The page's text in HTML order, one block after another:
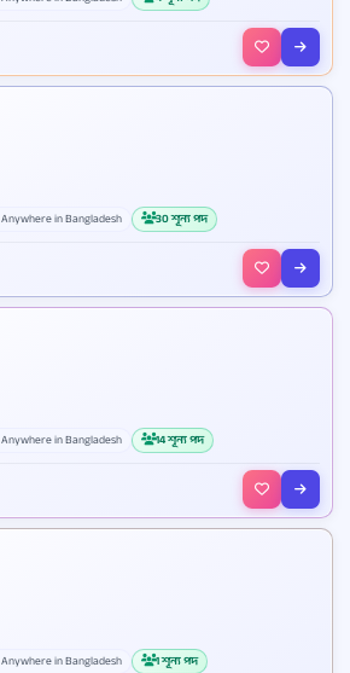
Anywhere in Bangladesh 30 শূন্য পদ
Anywhere in Bangladesh 14 শূন্য পদ
Anywhere in Bangladesh 1 শূন্য পদ